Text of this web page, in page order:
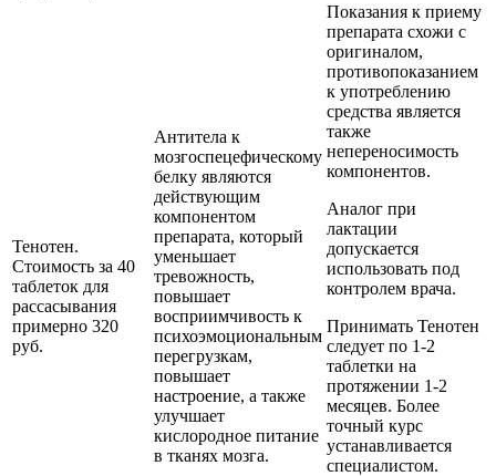
Тенотен.
Стоимость за 40
таблеток для
рассасывания
примерно 320
руб.
Антитела к
мозгоспецефическому
белку являются
действующим
компонентом
препарата, который
уменьшает
тревожность,
повышает
восприимчивость к
психоэмоциональным
перегрузкам,
повышает
настроение, а также
улучшает
кислородное питание
в тканях мозга.
Показания к приему
препарата схожи с
оригиналом,
противопоказанием
к употреблению
средства является
также
непереносимость
компонентов.
Аналог при
лактации
допускается
использовать под
контролем врача.
Принимать Тенотен
следует по 1-2
таблетки на
протяжении 1-2
месяцев. Более
точный курс
устанавливается
специалистом.